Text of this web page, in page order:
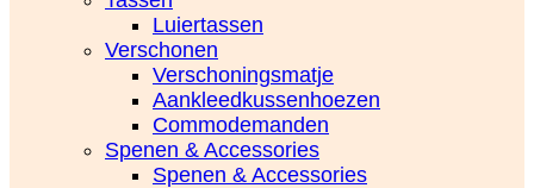
Luiertassen
Verschonen
Verschoningsmatje
Aankleedkussenhoezen
Commodemanden
Spenen & Accessories
Spenen & Accessories